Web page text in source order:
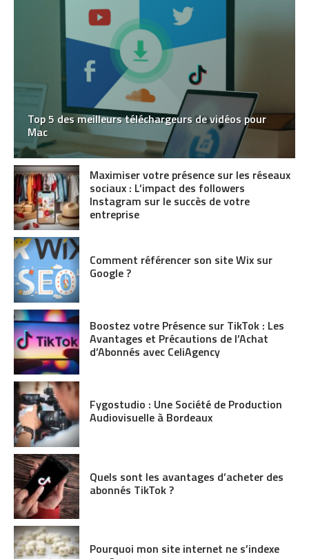
Top 5 des meilleurs téléchargeurs de vidéos pour
Mac
Maximiser votre présence sur les réseaux
sociaux : L’impact des followers
Instagram sur le succès de votre
entreprise
Comment référencer son site Wix sur
Google ?
Boostez votre Présence sur TikTok : Les
Avantages et Précautions de l’Achat
d’Abonnés avec CeliAgency
Fygostudio : Une Société de Production
Audiovisuelle à Bordeaux
Quels sont les avantages d’acheter des
abonnés TikTok ?
Pourquoi mon site internet ne s’indexe